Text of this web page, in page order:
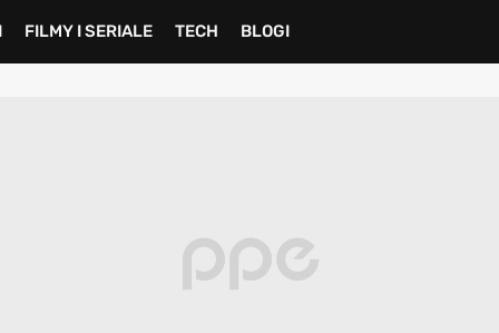
FILMY I SERIALE TECH BLOGI